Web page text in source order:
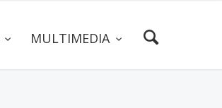
MULTIMEDIA